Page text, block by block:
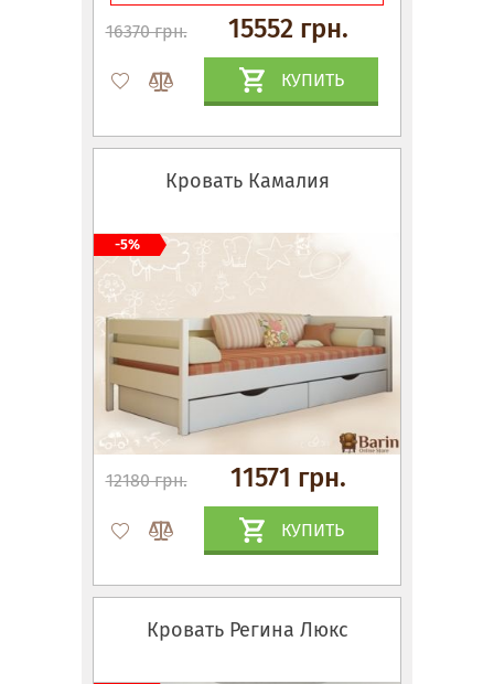
16370 грн. 15552 грн.
КУПИТЬ
Кровать Камалия
12180 грн. 11571 грн.
КУПИТЬ
-5%
Кровать Регина Люкс